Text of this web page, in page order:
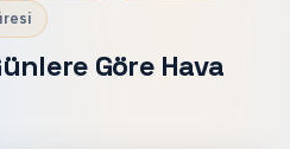
Göre Hava